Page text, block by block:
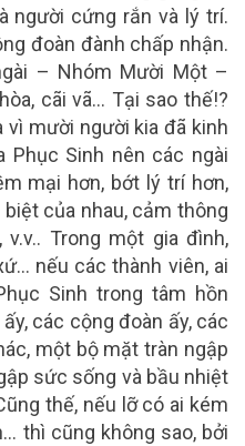
người cứng rắn và lý trí.
đoàn đành chấp nhận.
– Nhóm Mười Một –
cãi vã… Tại sao thế!?
vì mười người kia đã kinh
Phục Sinh nên các ngài
mại hơn, bớt lý trí hơn,
của nhau, cảm thông
Trong một gia đình,
nếu các thành viên, ai
Sinh trong tâm hồn
các cộng đoàn ấy, các
một bộ mặt tràn ngập
sức sống và bầu nhiệt
thế, nếu lỡ có ai kém
thì cũng không sao, bởi